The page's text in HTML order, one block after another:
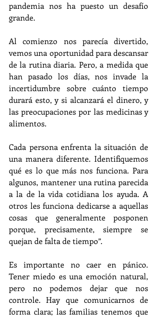
pandemia nos ha puesto un desafío
grande.
Al comienzo nos parecía divertido,
vemos una oportunidad para descansar
de la rutina diaria. Pero, a medida que
han pasado los días, nos invade la
incertidumbre sobre cuánto tiempo
durará esto, y si alcanzará el dinero, y
las preocupaciones por las medicinas y
alimentos.
Cada persona enfrenta la situación de
una manera diferente. Identifiquemos
qué es lo que más nos funciona. Para
algunos, mantener una rutina parecida
a la de la vida cotidiana los ayuda. A
otros les funciona dedicarse a aquellas
cosas que generalmente posponen
porque, precisamente, siempre se
quejan de falta de tiempo”.
Es importante no caer en pánico.
Tener miedo es una emoción natural,
pero no podemos dejar que nos
controle. Hay que comunicarnos de
forma clara; las familias tenemos que